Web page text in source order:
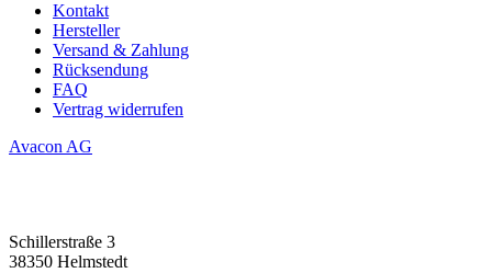
Kontakt
Hersteller
Versand & Zahlung
Rücksendung
FAQ
Vertrag widerrufen
Avacon AG
Schillerstraße 3
38350 Helmstedt